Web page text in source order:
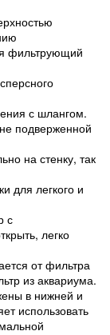
фильтрующий
с шлангом.
подверженной
на стенку, так
для легкого и
с
легко
от фильтра
из аквариума.
в нижней и
использовать